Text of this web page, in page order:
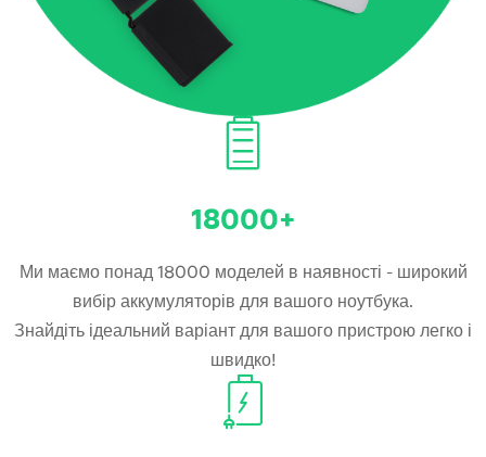
18000+
Ми маємо понад 18000 моделей в наявності - широкий
вибір аккумуляторів для вашого ноутбука.
Знайдіть ідеальний варіант для вашого пристрою легко і
швидко!